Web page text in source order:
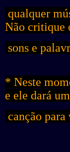
qualquer
Não critique
sons e
* Neste
e ele dará
canção para